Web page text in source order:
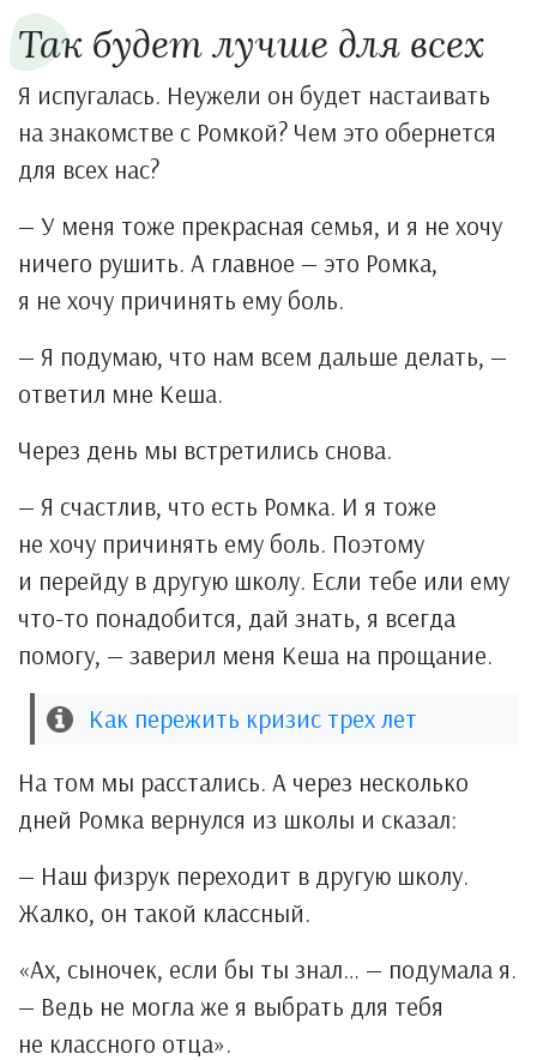
Так будет лучше для всех
Я испугалась. Неужели он будет настаивать
на знакомстве с Ромкой? Чем это обернется
для всех нас?
— У меня тоже прекрасная семья, и я не хочу
ничего рушить. А главное — это Ромка,
я не хочу причинять ему боль.
— Я подумаю, что нам всем дальше делать, —
ответил мне Кеша.
Через день мы встретились снова.
— Я счастлив, что есть Ромка. И я тоже
не хочу причинять ему боль. Поэтому
и перейду в другую школу. Если тебе или ему
что-то понадобится, дай знать, я всегда
помогу, — заверил меня Кеша на прощание.
Как пережить кризис трех лет
На том мы расстались. А через несколько
дней Ромка вернулся из школы и сказал:
— Наш физрук переходит в другую школу.
Жалко, он такой классный.
«Ах, сыночек, если бы ты знал… — подумала я.
— Ведь не могла же я выбрать для тебя
не классного отца».